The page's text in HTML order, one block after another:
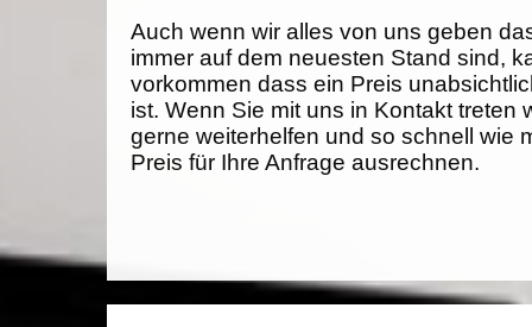
Auch wenn wir alles von uns geben
immer auf dem neuesten Stand sind,
vorkommen dass ein Preis
ist. Wenn Sie mit uns in Kontakt treten
gerne weiterhelfen und so schnell wie
Preis für Ihre Anfrage ausrechnen.